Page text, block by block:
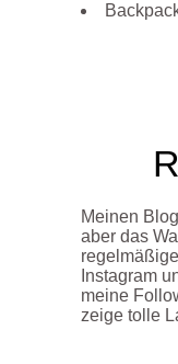
Meinen
aber das
Instagram
meine
zeige tolle